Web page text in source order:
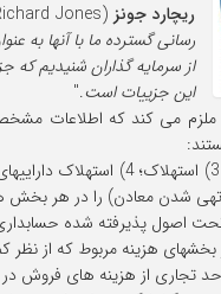
ریچارد جونز(Richard Jones)، رئیس هیئت استانداردهای حسابداری مالی در یک نشست خبری گفت: "ا
از سرمایه گذاران شنیدیم که
این جزییات است."
ملزم می کند که اطلاعات
تهی شدن معادن) را در هر بخش
اصول پذیرفته شده
هزینه مربوط که از
تجاری از هزینه های فروش در